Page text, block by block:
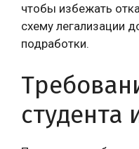
чтобы избежать
схему легализации
подработки.
студента